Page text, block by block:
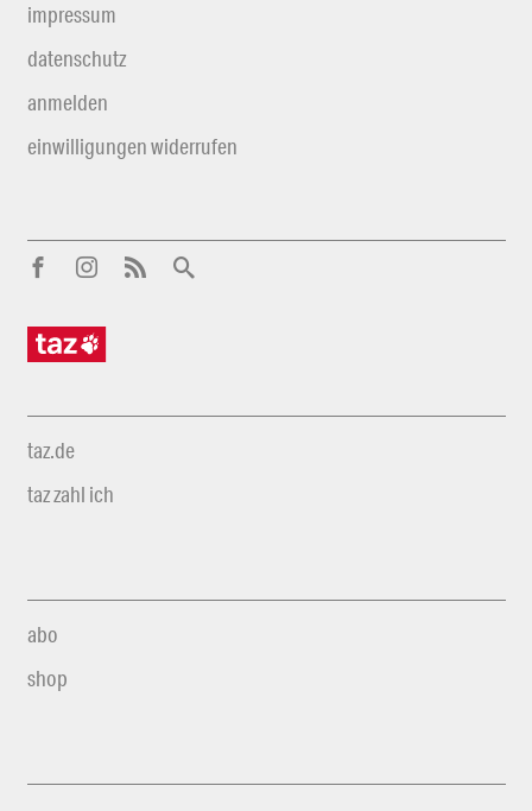
impressum
datenschutz
anmelden
einwilligungen widerrufen
taz.de
taz zahl ich
abo
shop